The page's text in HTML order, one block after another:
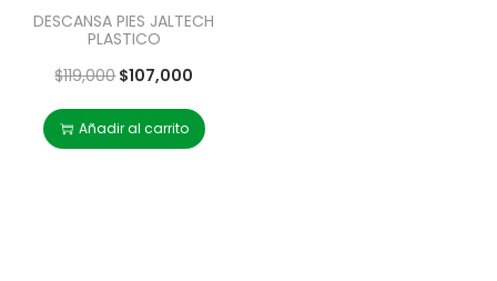
DESCANSA PIES JALTECH
PLASTICO
$119,000$107,000
Añadir al carrito